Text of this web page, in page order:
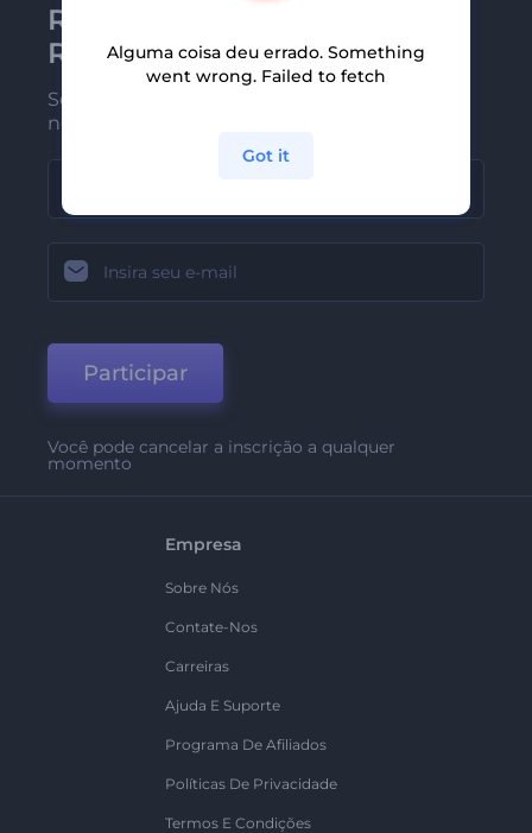
Receba a newsletter da
Renderforest
Seja um dos primeiros a receber
nossas últimas novidades e ofertas
Participar
Você pode cancelar a inscrição a qualquer
momento
Empresa
Sobre Nós
Contate-Nos
Carreiras
Ajuda E Suporte
Programa De Afiliados
Políticas De Privacidade
Termos E Condições
Alguma coisa deu errado. Something
went wrong. Failed to fetch
Got it